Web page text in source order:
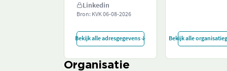
Linkedin
Bron: KVK06-08-2026
Bekijk alle adresgegevens Bekijk alle
Organisatie